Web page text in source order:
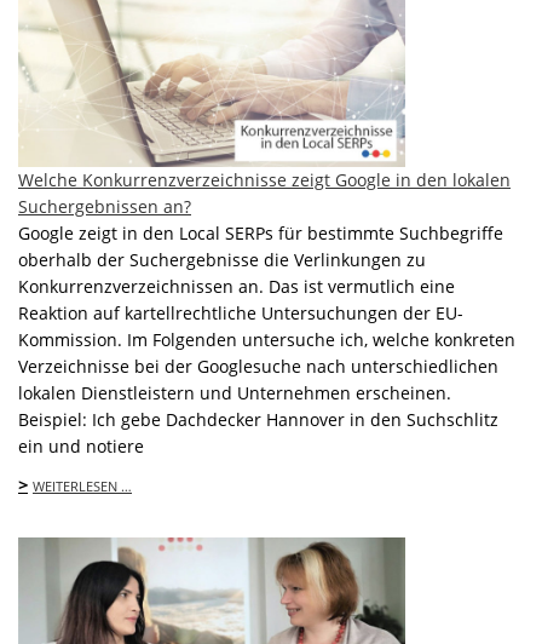
Welche Konkurrenzverzeichnisse zeigt Google in den lokalen
Suchergebnissen an?
Google zeigt in den Local SERPs für bestimmte Suchbegriffe
oberhalb der Suchergebnisse die Verlinkungen zu
Konkurrenzverzeichnissen an. Das ist vermutlich eine
Reaktion auf kartellrechtliche Untersuchungen der EU-
Kommission. Im Folgenden untersuche ich, welche konkreten
Verzeichnisse bei der Googlesuche nach unterschiedlichen
lokalen Dienstleistern und Unternehmen erscheinen.
Beispiel: Ich gebe Dachdecker Hannover in den Suchschlitz
ein und notiere
> WEITERLESEN …